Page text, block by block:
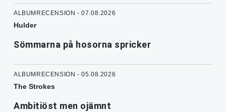
ALBUMRECENSION - 07.08.2026
Hulder
Sömmarna på hosorna spricker
ALBUMRECENSION - 05.08.2026
The Strokes
Ambitiöst men ojämnt